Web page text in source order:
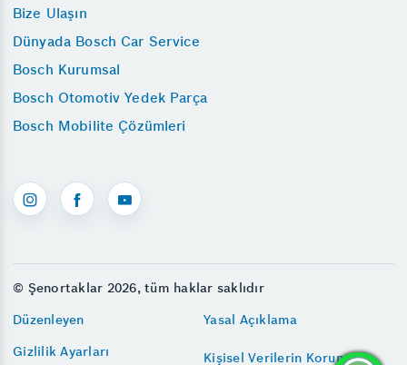
Bize Ulaşın
Dünyada Bosch Car Service
Bosch Kurumsal
Bosch Otomotiv Yedek Parça
Bosch Mobilite Çözümleri
© Şenortaklar 2026, tüm haklar saklıdır
Düzenleyen
Yasal Açıklama
Gizlilik Ayarları
Kişisel Verilerin Korunması